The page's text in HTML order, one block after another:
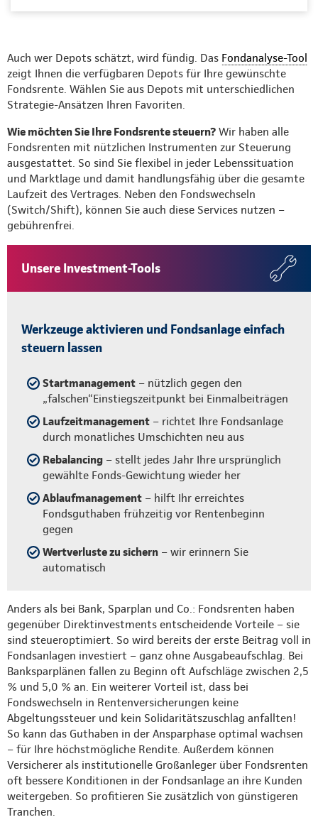
Auch wer Depots schätzt, wird fündig. Das Fondanalyse-Tool
zeigt Ihnen die verfügbaren Depots für Ihre gewünschte
Fondsrente. Wählen Sie aus Depots mit unterschiedlichen
Strategie-Ansätzen Ihren Favoriten.
Wie möchten Sie Ihre Fondsrente steuern? Wir haben alle
Fondsrenten mit nützlichen Instrumenten zur Steuerung
ausgestattet. So sind Sie flexibel in jeder Lebenssituation
und Marktlage und damit handlungsfähig über die gesamte
Laufzeit des Vertrages. Neben den Fondswechseln
(Switch/Shift), können Sie auch diese Services nutzen –
gebührenfrei.
Unsere Investment-Tools
Werkzeuge aktivieren und Fondsanlage einfach
steuern lassen
Startmanagement – nützlich gegen den
„falschen“Einstiegszeitpunkt bei Einmalbeiträgen
Laufzeitmanagement – richtet Ihre Fondsanlage
durch monatliches Umschichten neu aus
Rebalancing – stellt jedes Jahr Ihre ursprünglich
gewählte Fonds-Gewichtung wieder her
Ablaufmanagement – hilft Ihr erreichtes
Fondsguthaben frühzeitig vor Rentenbeginn
gegen
Wertverluste zu sichern – wir erinnern Sie
automatisch
Anders als bei Bank, Sparplan und Co.: Fondsrenten haben
gegenüber Direktinvestments entscheidende Vorteile – sie
sind steueroptimiert. So wird bereits der erste Beitrag voll in
Fondsanlagen investiert – ganz ohne Ausgabeaufschlag. Bei
Banksparplänen fallen zu Beginn oft Aufschläge zwischen 2,5
% und 5,0 % an. Ein weiterer Vorteil ist, dass bei
Fondswechseln in Rentenversicherungen keine
Abgeltungssteuer und kein Solidaritätszuschlag anfallten!
So kann das Guthaben in der Ansparphase optimal wachsen
– für Ihre höchstmögliche Rendite. Außerdem können
Versicherer als institutionelle Großanleger über Fondsrenten
oft bessere Konditionen in der Fondsanlage an ihre Kunden
weitergeben. So profitieren Sie zusätzlich von günstigeren
Tranchen.